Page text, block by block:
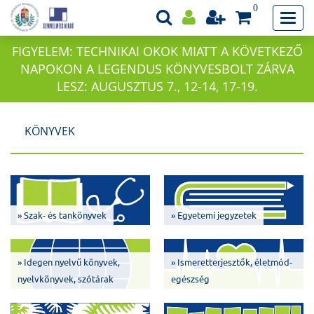
0
FIGYELEM: TECHNIKAI OKOK MIATT A KÖVETKEZŐ
NAPOKON A LEGENDUS KÖNYVESBOLT ZÁRVA
LESZ: AUGUSZTUS 7., 12-14, 17-19.
KÖNYVEK
» Szak- és tankönyvek » Egyetemi jegyzetek
» Idegen nyelvű könyvek,
nyelvkönyvek, szótárak
» Ismeretterjesztők, életmód-
egészség